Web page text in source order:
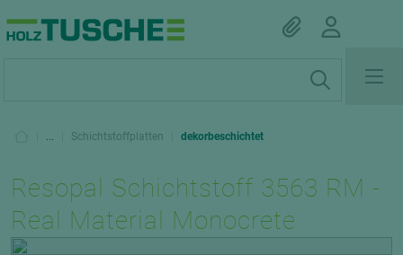
... Schichtstoffplatten dekorbeschichtet
Resopal Schichtstoff 3563 RM -
Real Material Monocrete